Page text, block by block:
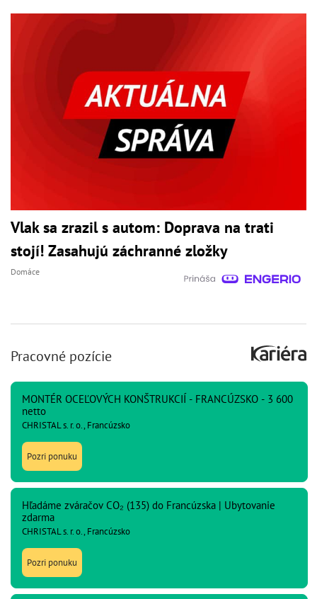
Vlak sa zrazil s autom: Doprava na trati
stojí! Zasahujú záchranné zložky
Domáce
Pracovné pozície
MONTÉR OCEĽOVÝCH KONŠTRUKCIÍ - FRANCÚZSKO - 3 600
netto
CHRISTAL s. r. o., Francúzsko
Pozri ponuku
Hľadáme zváračov CO₂ (135) do Francúzska | Ubytovanie
zdarma
CHRISTAL s. r. o., Francúzsko
Pozri ponuku